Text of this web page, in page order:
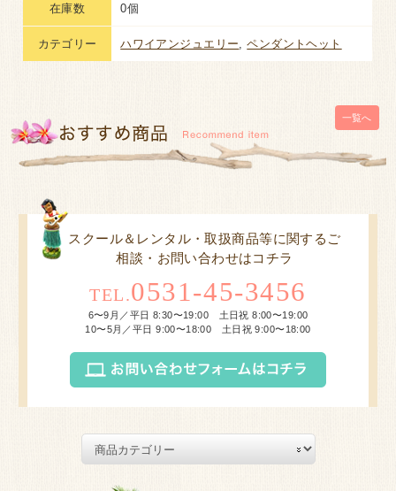
在庫数 0個
カテゴリー ハワイアンジュエリー,ペンダントヘット
一覧へ
スクール＆レンタル・取扱商品等に関するご
相談・お問い合わせはコチラ
TEL.0531-45-3456
6〜9月／平日 8:30〜19:00 土日祝 8:00〜19:00
10〜5月／平日 9:00〜18:00 土日祝 9:00〜18:00